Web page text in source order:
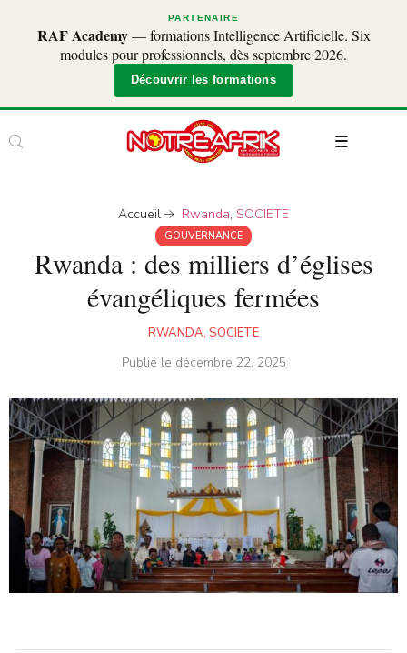
PARTENAIRE
RAF Academy— formations Intelligence Artificielle. Six
modules pour professionnels, dès septembre 2026.
Découvrir les formations
Accueil Rwanda, SOCIETE
GOUVERNANCE
Rwanda : des milliers d’églises
évangéliques fermées
RWANDA, SOCIETE
Publié le décembre 22, 2025